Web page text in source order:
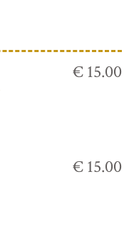
€ 15.00
€ 15.00